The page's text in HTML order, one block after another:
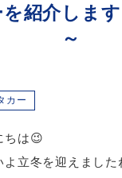
を紹介しま
～
カー
ちは😉
よ立冬を迎えました